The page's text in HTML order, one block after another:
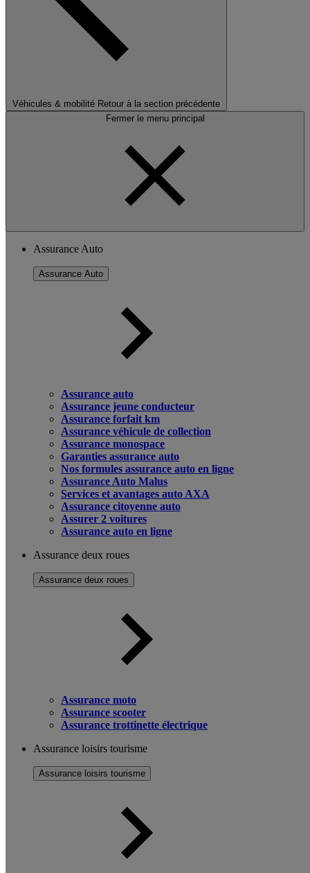
Véhicules & mobilité Retour à la section précédente
Fermer le menu principal
Assurance Auto
Assurance Auto
Assurance auto
Assurance jeune conducteur
Assurance forfait km
Assurance véhicule de collection
Assurance monospace
Garanties assurance auto
Nos formules assurance auto en ligne
Assurance Auto Malus
Services et avantages auto AXA
Assurance citoyenne auto
Assurer 2 voitures
Assurance auto en ligne
Assurance deux roues
Assurance deux roues
Assurance moto
Assurance scooter
Assurance trottinette électrique
Assurance loisirs tourisme
Assurance loisirs tourisme